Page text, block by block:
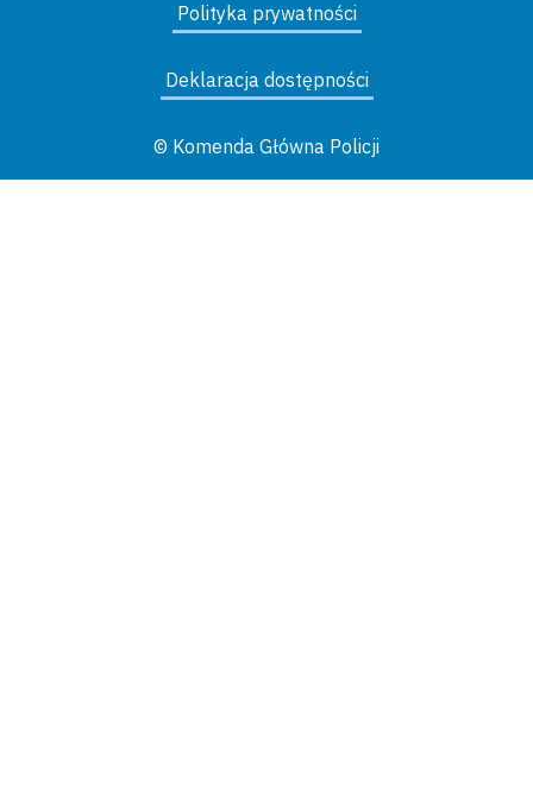
Polityka prywatności
Deklaracja dostępności
© Komenda Główna Policji